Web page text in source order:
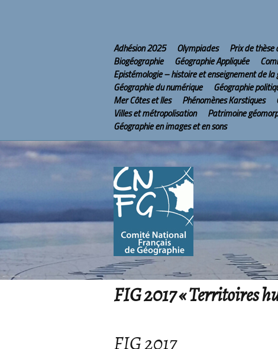
Adhésion 2025 Olympiades Prix de thèse
Biogéographie
Géographie Appliquée
Epistémologie – histoire et enseignement de la
Géographie du numérique
Géographie
Mer Côtes et Iles
Phénomènes Karstiques
Villes et métropolisation
Patrimoine
Géographie en images et en sons
FIG 2017 « Territoires
FIG 2017